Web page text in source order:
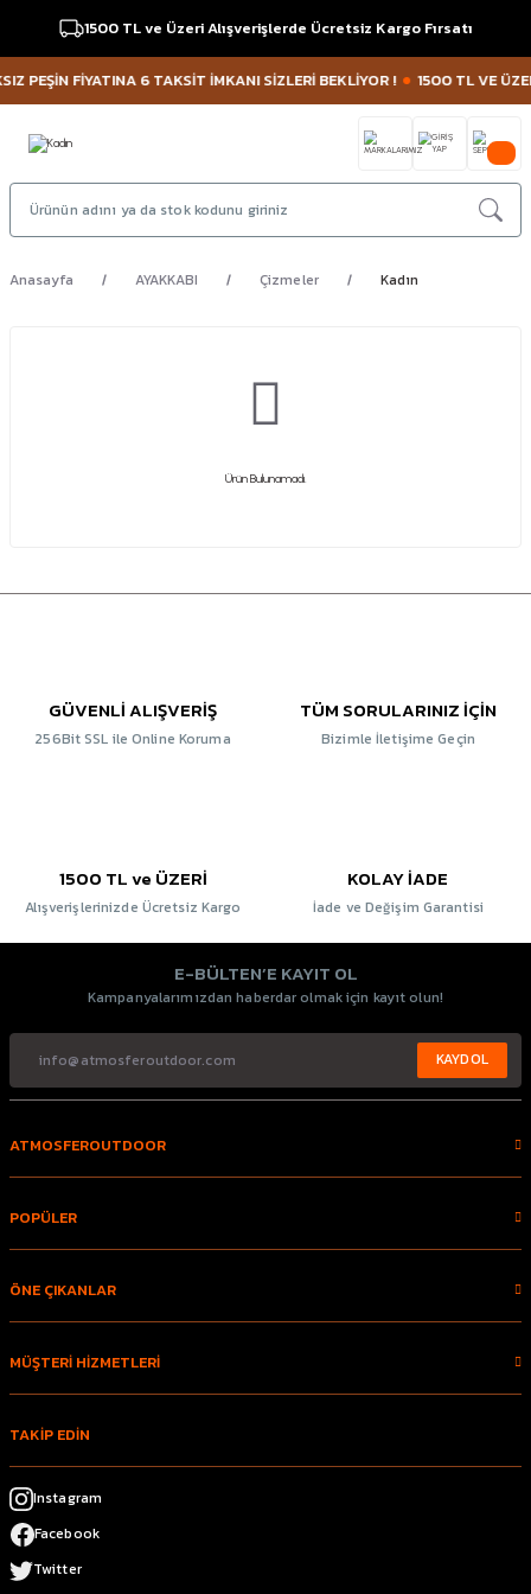
1500 TL ve Üzeri Alışverişlerde Ücretsiz Kargo Fırsatı
PEŞİN FİYATINA 6 TAKSİT İMKANI SİZLERİ BEKLİYOR ! 1500 TL VE
Anasayfa AYAKKABI Çizmeler Kadın
Ürün Bulunamadı.
GÜVENLİ ALIŞVERİŞ
256Bit SSL ile Online Koruma
TÜM SORULARINIZ İÇİN
Bizimle İletişime Geçin
1500 TL ve ÜZERİ
Alışverişlerinizde Ücretsiz Kargo
KOLAY İADE
İade ve Değişim Garantisi
E-BÜLTEN’E KAYIT OL
Kampanyalarımızdan haberdar olmak için kayıt olun!
KAYDOL
ATMOSFEROUTDOOR
POPÜLER
ÖNE ÇIKANLAR
MÜŞTERİ HİZMETLERİ
TAKİP EDİN
Instagram
Facebook
Twitter